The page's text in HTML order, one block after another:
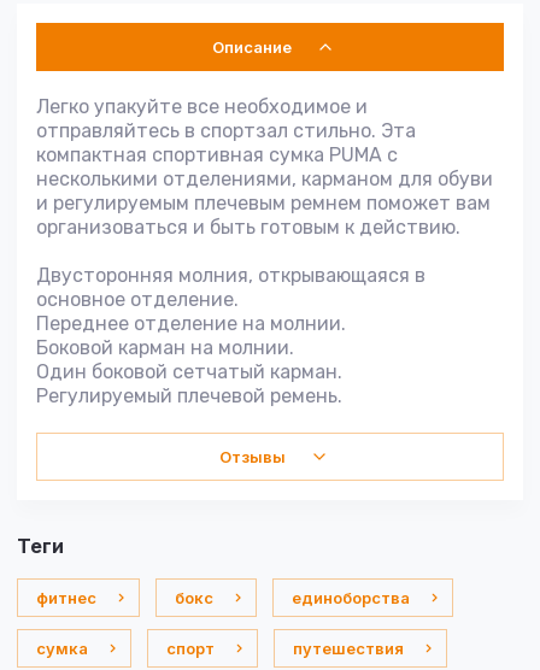
Описание
Легко упакуйте все необходимое и
отправляйтесь в спортзал стильно. Эта
компактная спортивная сумка PUMA с
несколькими отделениями, карманом для обуви
и регулируемым плечевым ремнем поможет вам
организоваться и быть готовым к действию.
Двусторонняя молния, открывающаяся в
основное отделение.
Переднее отделение на молнии.
Боковой карман на молнии.
Один боковой сетчатый карман.
Регулируемый плечевой ремень.
Отзывы
теги
фитнес бокс единоборства
сумка спорт путешествия